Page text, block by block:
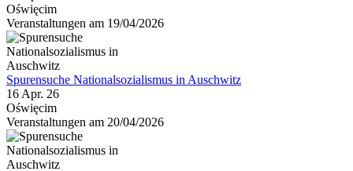
Oświęcim
Veranstaltungen am 19/04/2026
Spurensuche Nationalsozialismus in Auschwitz
16 Apr. 26
Oświęcim
Veranstaltungen am 20/04/2026